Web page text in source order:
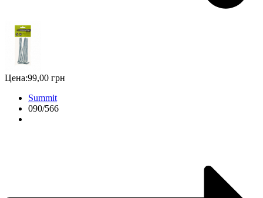
Цена:99,00 грн
Summit
090/566